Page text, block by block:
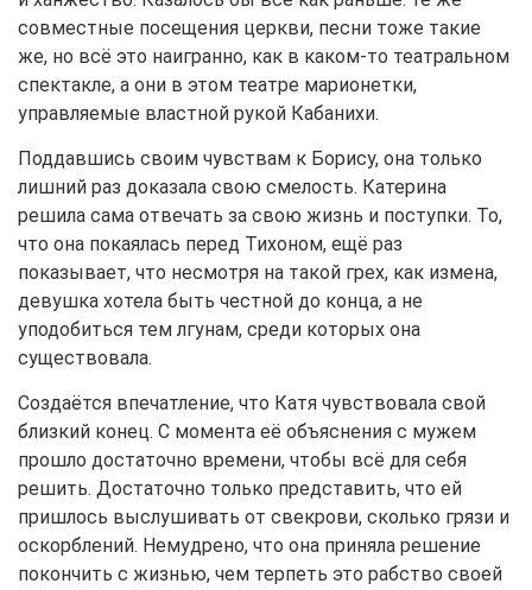
совместные посещения церкви, песни тоже такие
же, но всё это наигранно, как в каком-то театральном
спектакле, а они в этом театре марионетки,
управляемые властной рукой Кабанихи.
Поддавшись своим чувствам к Борису, она только
лишний раз доказала свою смелость. Катерина
решила сама отвечать за свою жизнь и поступки. То,
что она покаялась перед Тихоном, ещё раз
показывает, что несмотря на такой грех, как измена,
девушка хотела быть честной до конца, а не
уподобиться тем лгунам, среди которых она
существовала.
Создаётся впечатление, что Катя чувствовала свой
близкий конец. С момента её объяснения с мужем
прошло достаточно времени, чтобы всё для себя
решить. Достаточно только представить, что ей
пришлось выслушивать от свекрови, сколько грязи и
оскорблений. Немудрено, что она приняла решение
покончить с жизнью, чем терпеть это рабство своей